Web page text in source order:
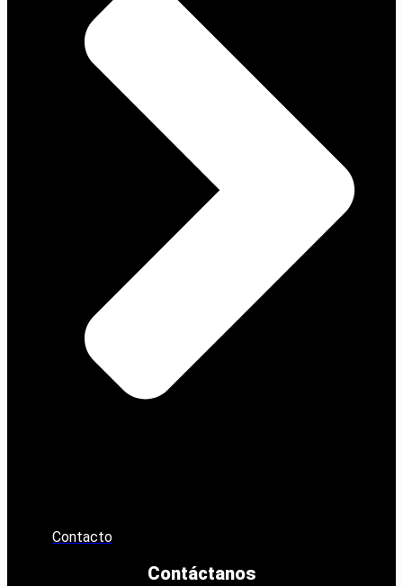
Contacto
Contáctanos